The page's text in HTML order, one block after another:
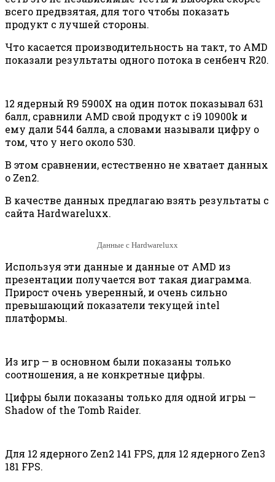
всего предвзятая, для того чтобы показать
продукт с лучшей стороны.
Что касается производительность на такт, то AMD
показали результаты одного потока в сенбенч R20.
12 ядерный R9 5900X на один поток показывал 631
балл, сравнили AMD свой продукт с i9 10900k и
ему дали 544 балла, а словами называли цифру о
том, что у него около 530.
В этом сравнении, естественно не хватает данных
о Zen2.
В качестве данных предлагаю взять результаты с
сайта Hardwareluxx.
Данные с Hardwareluxx
Используя эти данные и данные от AMD из
презентации получается вот такая диаграмма.
Прирост очень уверенный, и очень сильно
превышающий показатели текущей intel
платформы.
Из игр — в основном были показаны только
соотношения, а не конкретные цифры.
Цифры были показаны только для одной игры —
Shadow of the Tomb Raider.
Для 12 ядерного Zen2 141 FPS, для 12 ядерного Zen3
181 FPS.